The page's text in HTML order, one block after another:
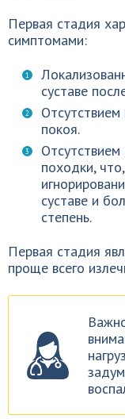
Первая стадия
симптомами:
суставе
покоя.
походки,
суставе и
степень.
Первая стадия
проще всего